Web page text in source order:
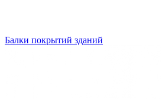
Балки покрытий зданий